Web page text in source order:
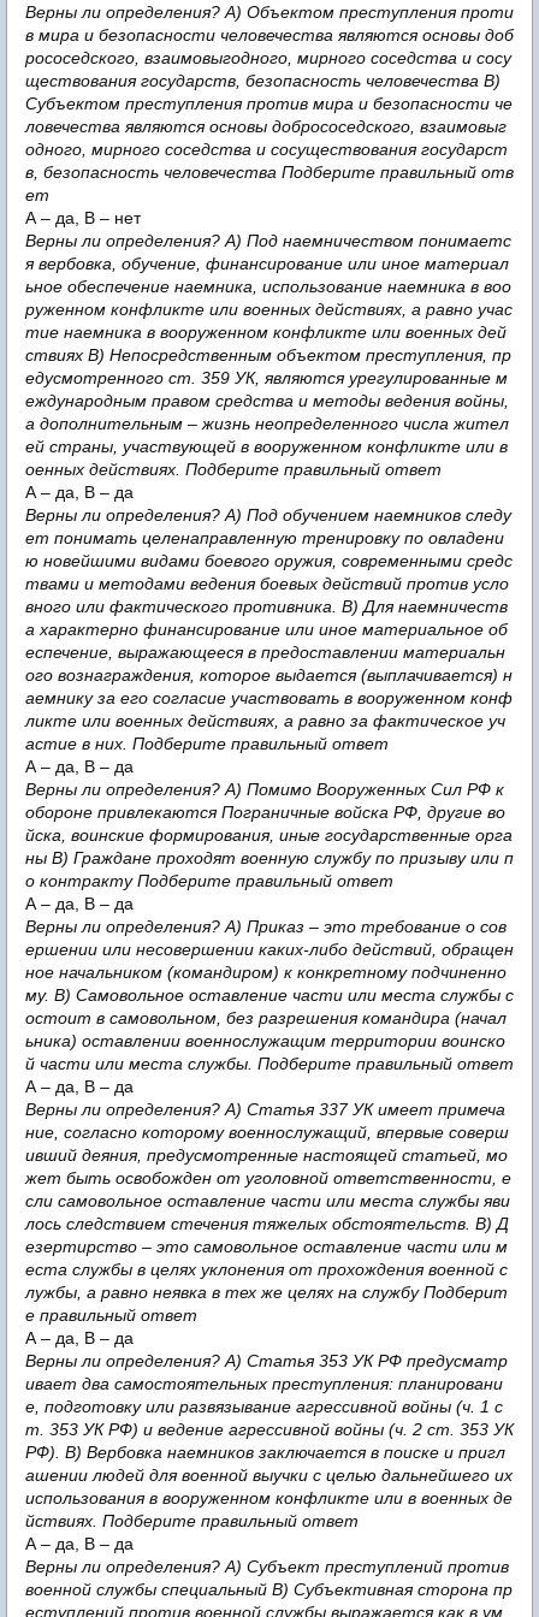
Верны ли определения? А) Объектом преступления проти
в мира и безопасности человечества являются основы доб
рососедского, взаимовыгодного, мирного соседства и сосу
ществования государств, безопасность человечества В)
Субъектом преступления против мира и безопасности че
ловечества являются основы добрососедского, взаимовыг
одного, мирного соседства и сосуществования государст
в, безопасность человечества Подберите правильный отв
ет
А – да, В – нет
Верны ли определения? А) Под наемничеством понимаетс
я вербовка, обучение, финансирование или иное материал
ьное обеспечение наемника, использование наемника в воо
руженном конфликте или военных действиях, а равно учас
тие наемника в вооруженном конфликте или военных дей
ствиях В) Непосредственным объектом преступления, пр
едусмотренного ст. 359 УК, являются урегулированные м
еждународным правом средства и методы ведения войны,
а дополнительным – жизнь неопределенного числа жител
ей страны, участвующей в вооруженном конфликте или в
оенных действиях. Подберите правильный ответ
А – да, В – да
Верны ли определения? А) Под обучением наемников следу
ет понимать целенаправленную тренировку по овладени
ю новейшими видами боевого оружия, современными средс
твами и методами ведения боевых действий против усло
вного или фактического противника. В) Для наемничеств
а характерно финансирование или иное материальное об
еспечение, выражающееся в предоставлении материальн
ого вознаграждения, которое выдается (выплачивается) н
аемнику за его согласие участвовать в вооруженном конф
ликте или военных действиях, а равно за фактическое уч
астие в них. Подберите правильный ответ
А – да, В – да
Верны ли определения? А) Помимо Вооруженных Сил РФ к
обороне привлекаются Пограничные войска РФ, другие во
йска, воинские формирования, иные государственные орга
ны В) Граждане проходят военную службу по призыву или п
о контракту Подберите правильный ответ
А – да, В – да
Верны ли определения? А) Приказ – это требование о сов
ершении или несовершении каких-либо действий, обращен
ное начальником (командиром) к конкретному подчиненно
му. В) Самовольное оставление части или места службы с
остоит в самовольном, без разрешения командира (начал
ьника) оставлении военнослужащим территории воинско
й части или места службы. Подберите правильный ответ
А – да, В – да
Верны ли определения? А) Статья 337 УК имеет примеча
ние, согласно которому военнослужащий, впервые соверш
ивший деяния, предусмотренные настоящей статьей, мо
жет быть освобожден от уголовной ответственности, е
сли самовольное оставление части или места службы яви
лось следствием стечения тяжелых обстоятельств. В) Д
езертирство – это самовольное оставление части или м
еста службы в целях уклонения от прохождения военной с
лужбы, а равно неявка в тех же целях на службу Подберит
е правильный ответ
А – да, В – да
Верны ли определения? А) Статья 353 УК РФ предусматр
ивает два самостоятельных преступления: планировани
е, подготовку или развязывание агрессивной войны (ч. 1 с
т. 353 УК РФ) и ведение агрессивной войны (ч. 2 ст. 353 УК
РФ). В) Вербовка наемников заключается в поиске и пригл
ашении людей для военной выучки с целью дальнейшего их
использования в вооруженном конфликте или в военных де
йствиях. Подберите правильный ответ
А – да, В – да
Верны ли определения? А) Субъект преступлений против
военной службы специальный В) Субъективная сторона пр
еступлений против военной службы выражается как в ум